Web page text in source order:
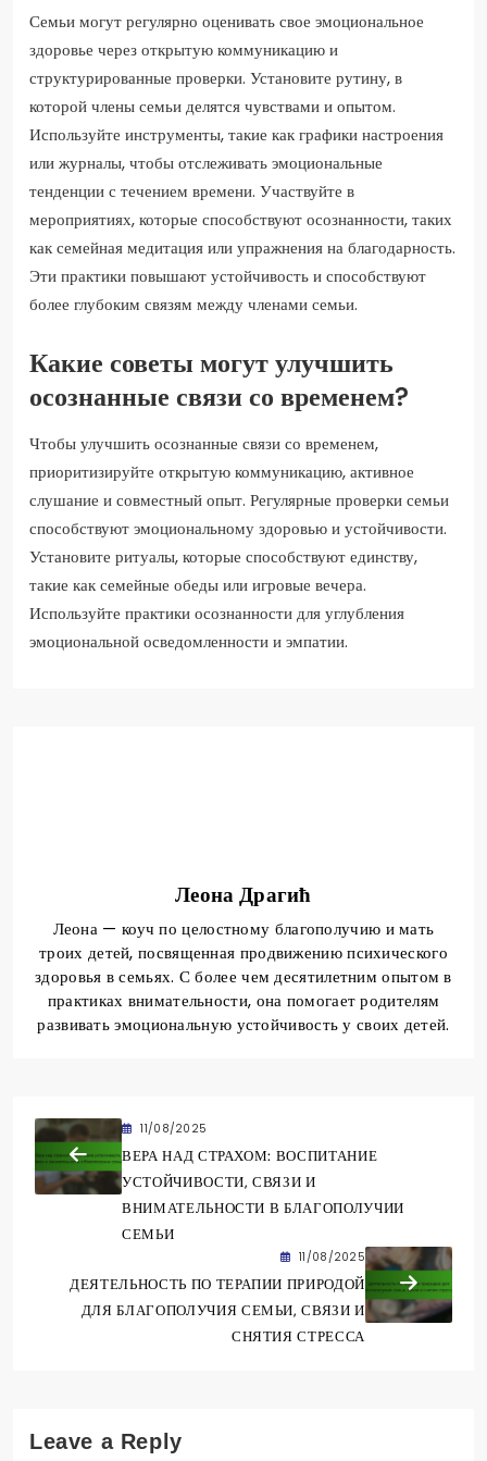
Семьи могут регулярно оценивать свое эмоциональное
здоровье через открытую коммуникацию и
структурированные проверки. Установите рутину, в
которой члены семьи делятся чувствами и опытом.
Используйте инструменты, такие как графики настроения
или журналы, чтобы отслеживать эмоциональные
тенденции с течением времени. Участвуйте в
мероприятиях, которые способствуют осознанности, таких
как семейная медитация или упражнения на благодарность.
Эти практики повышают устойчивость и способствуют
более глубоким связям между членами семьи.
Какие советы могут улучшить
осознанные связи со временем?
Чтобы улучшить осознанные связи со временем,
приоритизируйте открытую коммуникацию, активное
слушание и совместный опыт. Регулярные проверки семьи
способствуют эмоциональному здоровью и устойчивости.
Установите ритуалы, которые способствуют единству,
такие как семейные обеды или игровые вечера.
Используйте практики осознанности для углубления
эмоциональной осведомленности и эмпатии.
Леона Драгић
Леона — коуч по целостному благополучию и мать
троих детей, посвященная продвижению психического
здоровья в семьях. С более чем десятилетним опытом в
практиках внимательности, она помогает родителям
развивать эмоциональную устойчивость у своих детей.
11/08/2025
ВЕРА НАД СТРАХОМ: ВОСПИТАНИЕ
УСТОЙЧИВОСТИ, СВЯЗИ И
ВНИМАТЕЛЬНОСТИ В БЛАГОПОЛУЧИИ
СЕМЬИ
11/08/2025
ДЕЯТЕЛЬНОСТЬ ПО ТЕРАПИИ ПРИРОДОЙ
ДЛЯ БЛАГОПОЛУЧИЯ СЕМЬИ, СВЯЗИ И
СНЯТИЯ СТРЕССА
Leave a Reply